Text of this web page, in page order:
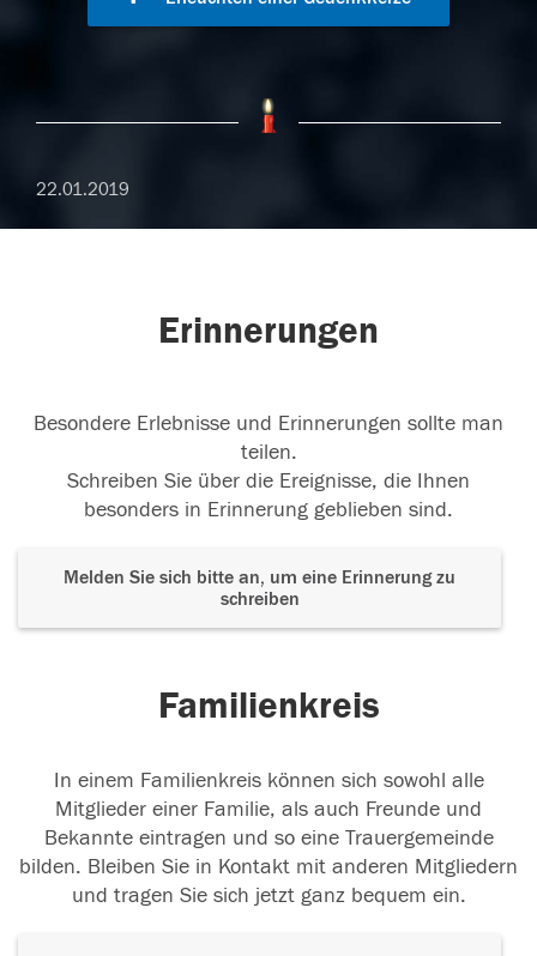
22.01.2019
Erinnerungen
Besondere Erlebnisse und Erinnerungen sollte man
teilen.
Schreiben Sie über die Ereignisse, die Ihnen
besonders in Erinnerung geblieben sind.
Melden Sie sich bitte an, um eine Erinnerung zu
schreiben
Familienkreis
In einem Familienkreis können sich sowohl alle
Mitglieder einer Familie, als auch Freunde und
Bekannte eintragen und so eine Trauergemeinde
bilden. Bleiben Sie in Kontakt mit anderen Mitgliedern
und tragen Sie sich jetzt ganz bequem ein.